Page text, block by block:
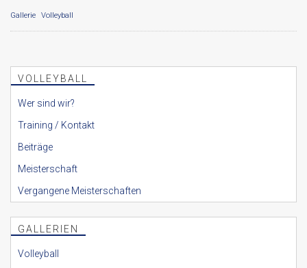
Gallerie Volleyball
VOLLEYBALL
Wer sind wir?
Training / Kontakt
Beiträge
Meisterschaft
Vergangene Meisterschaften
GALLERIEN
Volleyball